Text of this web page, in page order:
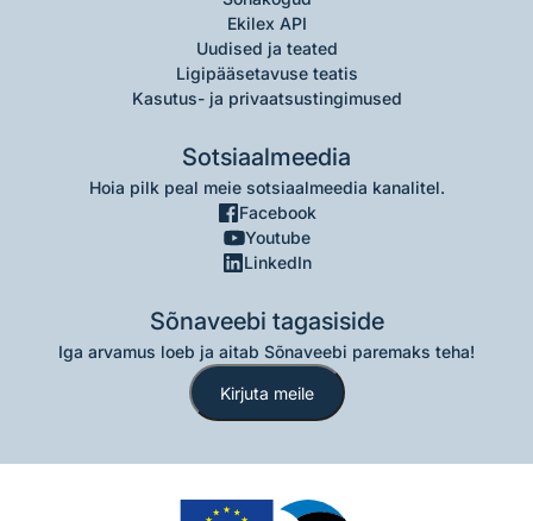
Ekilex API
Uudised ja teated
Ligipääsetavuse teatis
Kasutus- ja privaatsustingimused
Sotsiaalmeedia
Hoia pilk peal meie sotsiaalmeedia kanalitel.
Facebook
Youtube
LinkedIn
Sõnaveebi tagasiside
Iga arvamus loeb ja aitab Sõnaveebi paremaks teha!
Kirjuta meile